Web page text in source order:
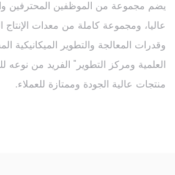
يضم مجموعة من الموظفين المحترفين
عاليا، ومجموعة كاملة من معدات الإنتاج
وقدرات المعالجة والتطوير الميكانيكية
العلمية ومركز التطوير" الفريد من نوعه
منتجات عالية الجودة وممتازة للعملاء.